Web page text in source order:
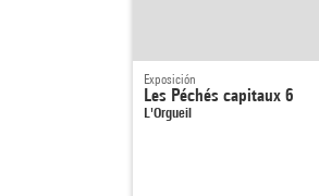
Exposición
Les Péchés capitaux 6
L'Orgueil